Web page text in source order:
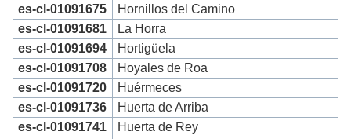
es-cl-01091675
Hornillos del Camino
es-cl-01091681
La Horra
es-cl-01091694
Hortigüela
es-cl-01091708
Hoyales de Roa
es-cl-01091720
Huérmeces
es-cl-01091736
Huerta de Arriba
es-cl-01091741
Huerta de Rey